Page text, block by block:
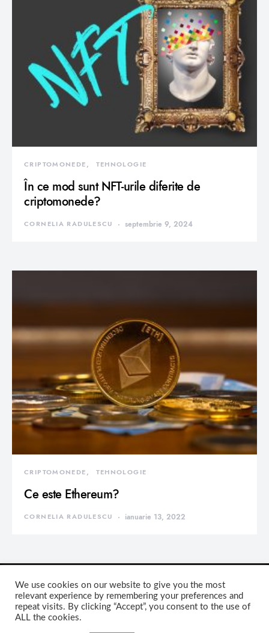
CRIPTOMONEDE TEHNOLOGIE
În ce mod sunt NFT-urile diferite de
criptomonede?
CORNELIA RADULESCU septembrie 9, 2024
CRIPTOMONEDE TEHNOLOGIE
Ce este Ethereum?
CORNELIA RADULESCU ianuarie 13, 2022
DEVORATOR MONDEN
We use cookies on our website to give you the most
relevant experience by remembering your preferences and
repeat visits. By clicking “Accept”, you consent to the use of
ALL the cookies.